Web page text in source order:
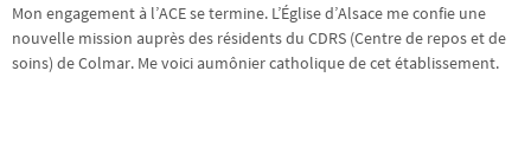
Mon engagement à l’ACE se termine. L’Église d’Alsace me confie une
nouvelle mission auprès des résidents du CDRS (Centre de repos et de
soins) de Colmar. Me voici aumônier catholique de cet établissement.